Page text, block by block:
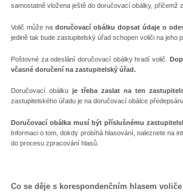
samostatně vložena ještě do doručovací obálky,
Volič může na doručovací obálku dopsat údaje o
jedině tak bude zastupitelský úřad schopen voliči na
Poštovné za odeslání doručovací obálky hradí volič.
včasné doručení na zastupitelský úřad.
Doručovací obálkuje třeba zaslat na ten
zastupitelského úřadu je na doručovací obálce
Doručovací obálka musí být příslušnému
Informaci o tom, dokdy probíhá hlasování, naleznete na
do procesu zpracování hlasů.
Co se děje s korespondenčním hlasem